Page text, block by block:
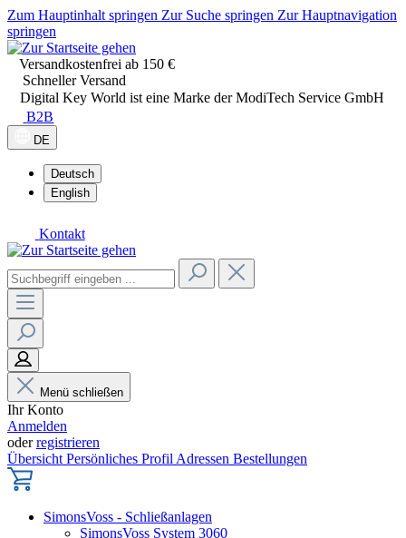
Zum Hauptinhalt springen Zur Suche springen Zur Hauptnavigation
springen
Versandkostenfrei ab 150 €
Schneller Versand
Digital Key World ist eine Marke der ModiTech Service GmbH
B2B
DE
Deutsch
English
Kontakt
Menü schließen
Ihr Konto
Anmelden
oderregistrieren
Übersicht Persönliches Profil Adressen Bestellungen
SimonsVoss - Schließanlagen
SimonsVoss System 3060